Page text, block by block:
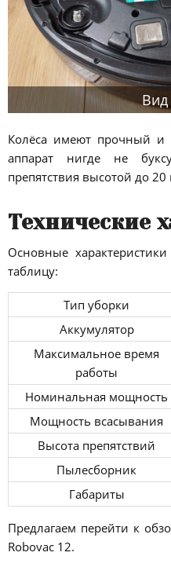
Вид
Колёса имеют прочный и
аппарат нигде не
препятствия высотой до
Технические
Основные
таблицу:
Тип уборки
Аккумулятор
Максимальное время
работы
Номинальная мощность
Мощность всасывания
Высота препятствий
Пылесборник
Габариты
Предлагаем перейти к
Robovac 12.